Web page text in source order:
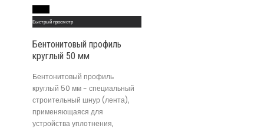
Быстрый просмотр
Бентонитовый профиль
круглый 50 мм
Бентонитовый профиль
круглый 50 мм - специальный
строительный шнур (лента),
применяющаяся для
устройства уплотнения,